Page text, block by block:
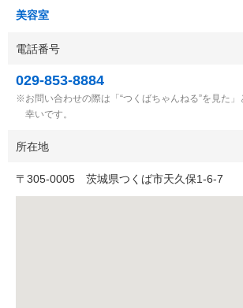
美容室
電話番号
029-853-8884
お問い合わせの際は「“つくばちゃんねる”を見た
幸いです。
所在地
〒 305-0005 茨城県つくば市天久保1-6-7